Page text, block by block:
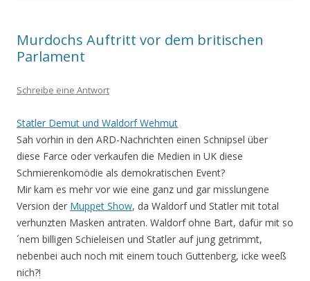
Murdochs Auftritt vor dem britischen
Parlament
Schreibe eine Antwort
Statler Demut und Waldorf Wehmut
Sah vorhin in den ARD-Nachrichten einen Schnipsel über
diese Farce oder verkaufen die Medien in UK diese
Schmierenkomödie als demokratischen Event?
Mir kam es mehr vor wie eine ganz und gar misslungene
Version der Muppet Show, da Waldorf und Statler mit total
verhunzten Masken antraten. Waldorf ohne Bart, dafür mit so
´nem billigen Schieleisen und Statler auf jung getrimmt,
nebenbei auch noch mit einem touch Guttenberg, icke weeß
nich?!